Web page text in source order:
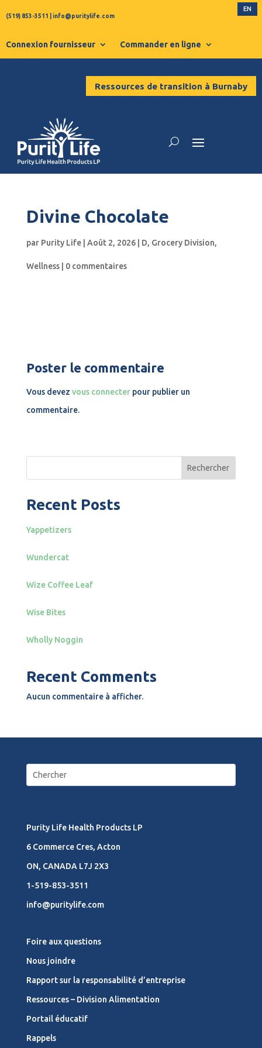
(519) 853-3511 info@puritylife.com
EN
Connexion fournisseur Commander en ligne
Ressources de transition à Burnaby
Divine Chocolate
par Purity Life| Août 2, 2026| D, Grocery Division,
Wellness| 0 commentaires
Poster le commentaire
Vous devez vous connecterpour publier un
commentaire.
Rechercher
Recent Posts
Yappetizers
Wundercat
Wize Coffee Leaf
Wise Bites
Wholly Noggin
Recent Comments
Aucun commentaire à afficher.
Purity Life Health Products LP
6 Commerce Cres, Acton
ON, CANADA L7J 2X3
1-519-853-3511
info@puritylife.com
Foire aux questions
Nous joindre
Rapport sur la responsabilité d’entreprise
Ressources – Division Alimentation
Portail éducatif
Rappels